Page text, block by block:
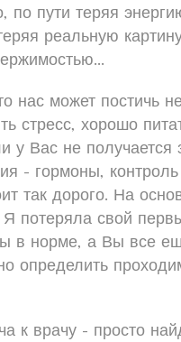
по пути теряя
реальную
нас может постичь
стресс, хорошо
у Вас не получается
- гормоны,
так дорого. На
потеряла свой
в норме, а Вы все
определить
к врачу - просто